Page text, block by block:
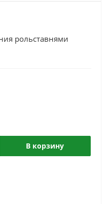
рольставнями
В корзину